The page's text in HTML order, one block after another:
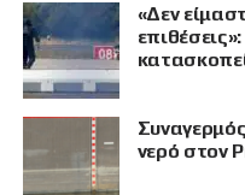
«Δεν
νερό στον